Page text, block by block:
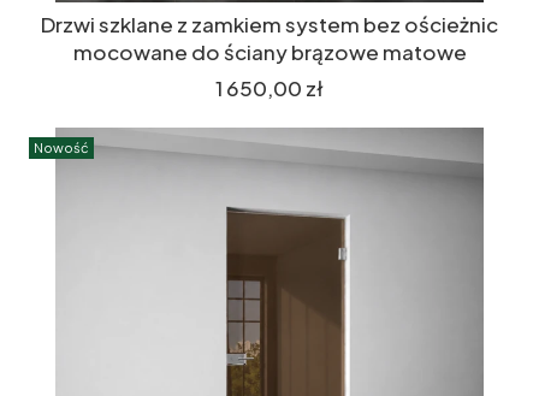
Drzwi szklane z zamkiem system bez ościeżnic
mocowane do ściany brązowe matowe
Cena
1 650,00 zł
Nowość